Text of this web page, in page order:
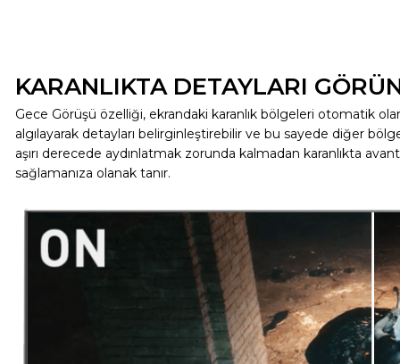
KARANLIKTA DETAYLARI
Gece Görüşü özelliği, ekrandaki karanlık bölgeleri otomatik
algılayarak detayları belirginleştirebilir ve bu sayede diğer
aşırı derecede aydınlatmak zorunda kalmadan karanlıkta
sağlamanıza olanak tanır.